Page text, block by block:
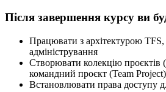
Після завершення курсу ви
Працювати з архітектурою TFS,
адміністрування
Створювати колекцію проєктів
командний проєкт (Team Project)
Встановлювати права доступу